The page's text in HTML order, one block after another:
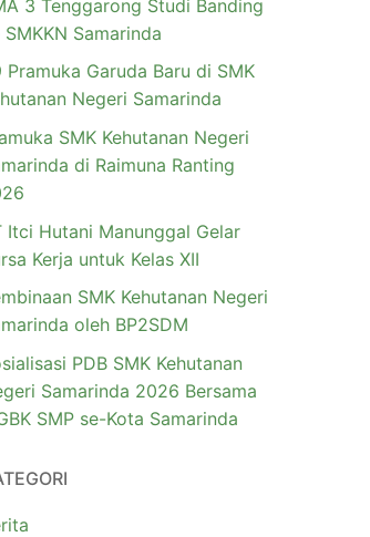
3 Tenggarong Studi Banding
SMKKN Samarinda
Pramuka Garuda Baru di SMK
Negeri Samarinda
SMK Kehutanan Negeri
di Raimuna Ranting
Itci Hutani Manunggal Gelar
Kerja untuk Kelas XII
SMK Kehutanan Negeri
oleh BP2SDM
PDB SMK Kehutanan
Samarinda 2026 Bersama
SMP se-Kota Samarinda